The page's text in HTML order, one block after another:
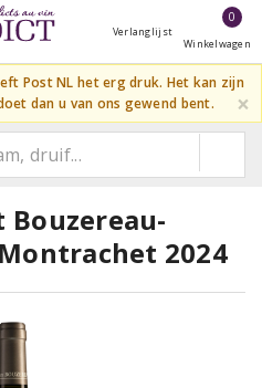
Verlanglijst
0
Winkelwagen
Post NL het erg druk. Het kan zijn
dan u van ons gewend bent.
×
Bouzereau-
2024